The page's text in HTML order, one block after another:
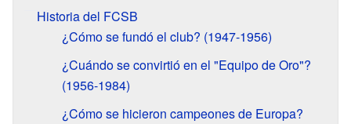
Historia del FCSB
¿Cómo se fundó el club? (1947-1956)
¿Cuándo se convirtió en el "Equipo de Oro"?
(1956-1984)
¿Cómo se hicieron campeones de Europa?